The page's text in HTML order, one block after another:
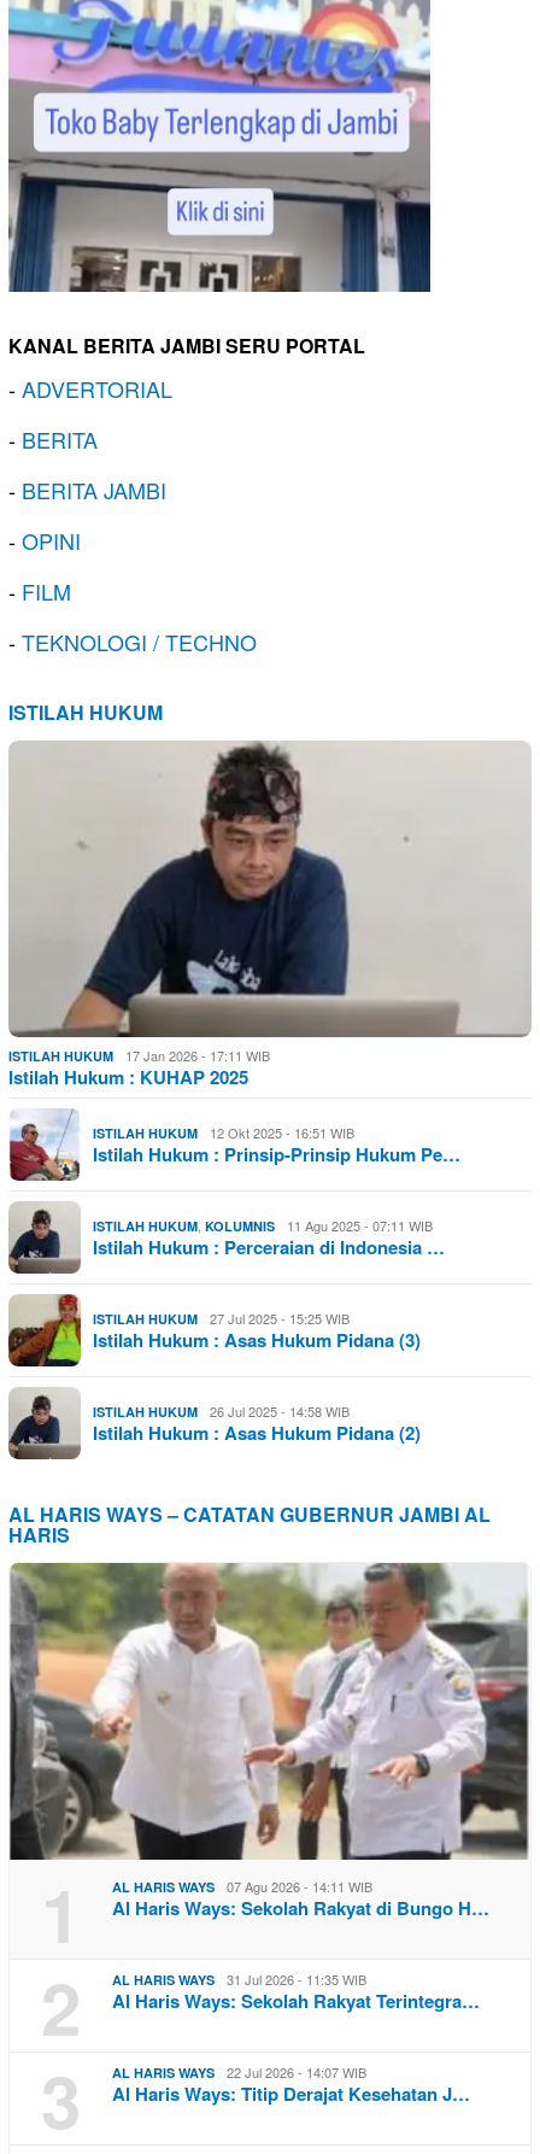
KANAL BERITA JAMBI SERU PORTAL
-ADVERTORIAL
- BERITA
- BERITA JAMBI
-OPINI
- FILM
-TEKNOLOGI / TECHNO
ISTILAH HUKUM
ISTILAH HUKUM 17 Jan 2026 - 17:11 WIB
Istilah Hukum : KUHAP 2025
ISTILAH HUKUM 12 Okt 2025 - 16:51 WIB
Istilah Hukum : Prinsip-Prinsip Hukum Pe…
ISTILAH HUKUM KOLUMNIS 11 Agu 2025 - 07:11 WIB
Istilah Hukum : Perceraian di Indonesia …
ISTILAH HUKUM 27 Jul 2025 - 15:25 WIB
Istilah Hukum : Asas Hukum Pidana (3)
ISTILAH HUKUM 26 Jul 2025 - 14:58 WIB
Istilah Hukum : Asas Hukum Pidana (2)
AL HARIS WAYS – CATATAN GUBERNUR JAMBI AL
HARIS
1 AL HARIS WAYS 07 Agu 2026 - 14:11 WIB
Al Haris Ways: Sekolah Rakyat di Bungo H…
2 AL HARIS WAYS 31 Jul 2026 - 11:35 WIB
Al Haris Ways: Sekolah Rakyat Terintegra…
3 AL HARIS WAYS 22 Jul 2026 - 14:07 WIB
Al Haris Ways: Titip Derajat Kesehatan J…